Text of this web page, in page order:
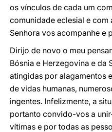
os vínculos de cada um
comunidade eclesial e com
Senhora vos acompanhe e
Dirijo de novo o meu
Bósnia e Herzegovina e da
atingidas por alagamentos
de vidas humanas,
ingentes. Infelizmente, a
portanto convido-vos a
vítimas e por todas as